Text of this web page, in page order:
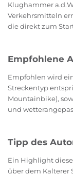
Klughammer
Verkehrsmitteln
die direkt zum
Empfohlene
Empfohlen wird
Streckentyp
Mountainbike),
und
Tipp des
Ein Highlight
über dem Kalterer